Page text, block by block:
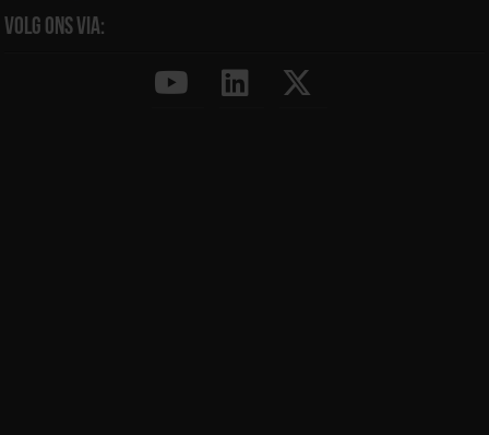
Volg ons via: